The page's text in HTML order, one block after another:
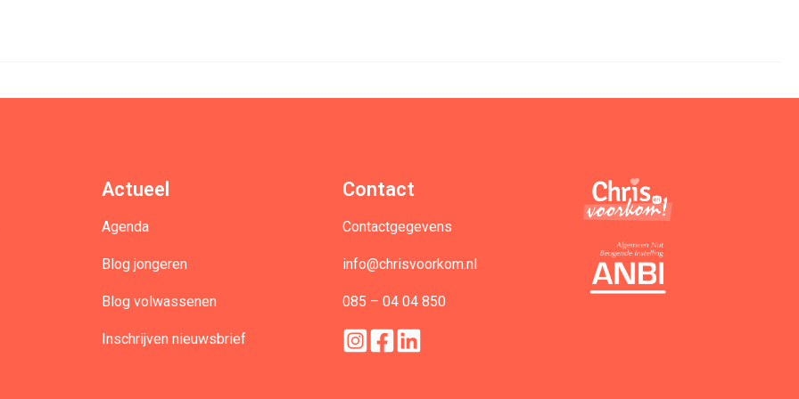
Actueel
Agenda
Blog jongeren
Blog volwassenen
Inschrijven nieuwsbrief
Contact
Contactgegevens
info@chrisvoorkom.nl
085 – 04 04 850